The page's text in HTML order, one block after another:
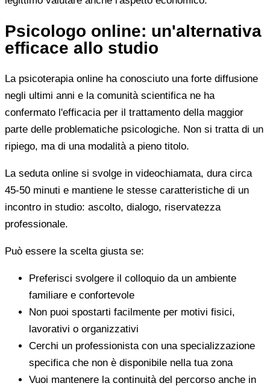
Psicologo online: un'alternativa
efficace allo studio
La psicoterapia online ha conosciuto una forte diffusione
negli ultimi anni e la comunità scientifica ne ha
confermato l'efficacia per il trattamento della maggior
parte delle problematiche psicologiche. Non si tratta di un
ripiego, ma di una modalità a pieno titolo.
La seduta online si svolge in videochiamata, dura circa
45-50 minuti e mantiene le stesse caratteristiche di un
incontro in studio: ascolto, dialogo, riservatezza
professionale.
Può essere la scelta giusta se:
Preferisci svolgere il colloquio da un ambiente
familiare e confortevole
Non puoi spostarti facilmente per motivi fisici,
lavorativi o organizzativi
Cerchi un professionista con una specializzazione
specifica che non è disponibile nella tua zona
Vuoi mantenere la continuità del percorso anche in